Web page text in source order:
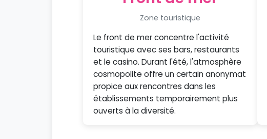
Zone touristique
Le front de mer concentre l'activité
touristique avec ses bars, restaurants
et le casino. Durant l'été, l'atmosphère
cosmopolite offre un certain anonymat
propice aux rencontres dans les
établissements temporairement plus
ouverts à la diversité.